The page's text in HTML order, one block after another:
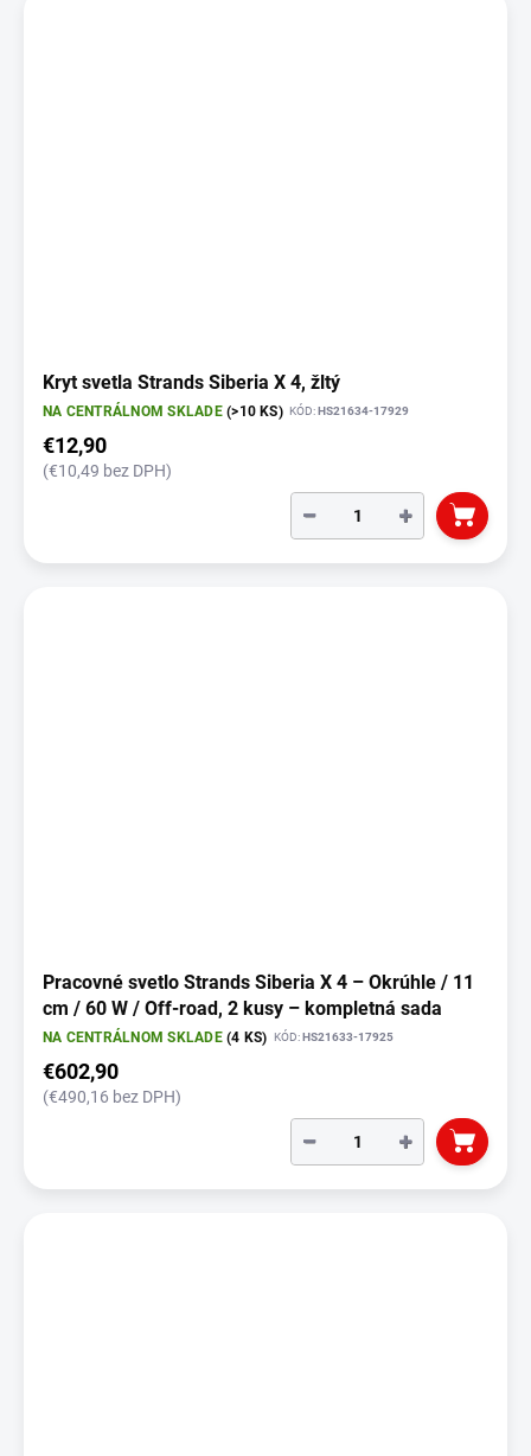
Kryt svetla Strands Siberia X 4, žltý
NA CENTRÁLNOM SKLADE(>10 KS) KÓD: HS21634-17929
€12,90
(€10,49 bez DPH)
+
−
Pracovné svetlo Strands Siberia X 4 – Okrúhle / 11
cm / 60 W / Off-road, 2 kusy – kompletná sada
NA CENTRÁLNOM SKLADE(4 KS) KÓD:HS21633-17925
€602,90
(€490,16 bez DPH)
+
−